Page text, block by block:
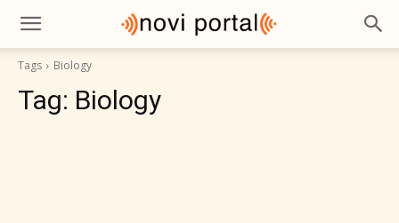
Tags Biology
Tag: Biology